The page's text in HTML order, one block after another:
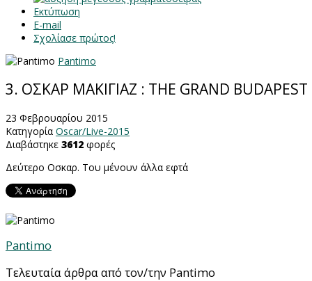
Εκτύπωση
E-mail
Σχολίασε πρώτος!
Pantimo
3. ΟΣΚΑΡ ΜΑΚΙΓΙΑΖ : THE GRAND BUDAPEST
23 Φεβρουαρίου 2015
Κατηγορία Oscar/Live-2015
Διαβάστηκε 3612 φορές
Δεύτερο Οσκαρ. Του μένουν άλλα εφτά
Pantimo
Τελευταία άρθρα από τον/την Pantimo